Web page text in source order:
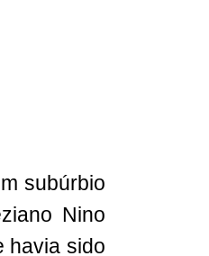
subúrbio
Nino
havia sido